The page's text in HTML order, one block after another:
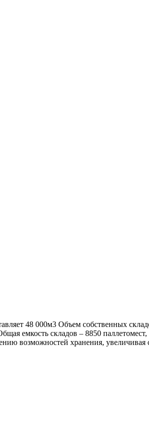
48 000м3 Объем собственных
емкость складов – 8850
возможностей хранения, увеличивая